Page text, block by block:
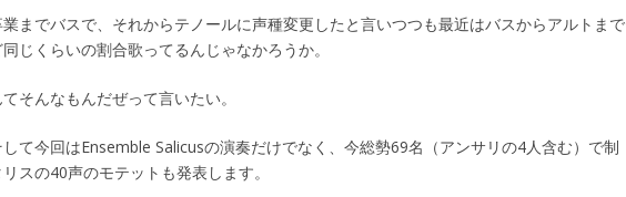
までバスで、それからテノールに声種変更したと言いつつも最近はバスからアルトまで
じくらいの割合歌ってるんじゃなかろうか。
そんなもんだぜって言いたい。
て今回はEnsemble Salicusの演奏だけでなく、今総勢69名（アンサリの4人含む）で制
スの40声のモテットも発表します。